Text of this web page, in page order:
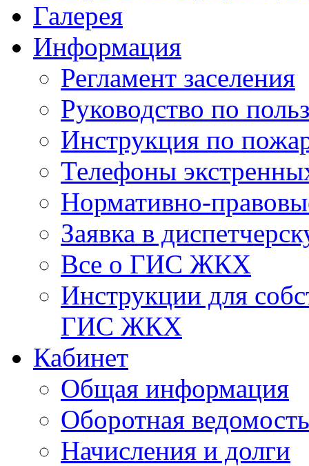
Галерея
Информация
Регламент заселения
Руководство по
Инструкция по
Телефоны
Нормативно-
Заявка в
Все о ГИС ЖКХ
Инструкции для
ГИС ЖКХ
Кабинет
Общая информация
Оборотная ведомость
Начисления и долги